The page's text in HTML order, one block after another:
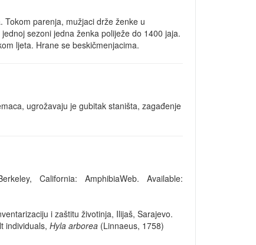
parenja, mužjaci drže ženke u
sezoni jedna ženka poliježe do 1400 jaja.
ljeta. Hrane se beskičmenjacima.
ugrožavaju je gubitak staništa, zagađenje
California: AmphibiaWeb. Available:
i zaštitu životinja, Ilijaš, Sarajevo.
individuals, Hyla arborea (Linnaeus, 1758)